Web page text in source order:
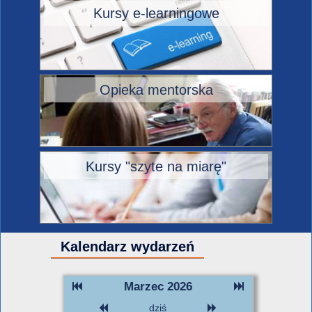
Kursy e-learningowe
Opieka mentorska
Kursy "szyte na miarę"
Kalendarz wydarzeń
Marzec 2026
dziś